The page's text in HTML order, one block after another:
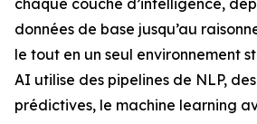
données de base jusqu’au
le tout en un seul environnement
AI utilise des pipelines de NLP,
prédictives, le machine learning